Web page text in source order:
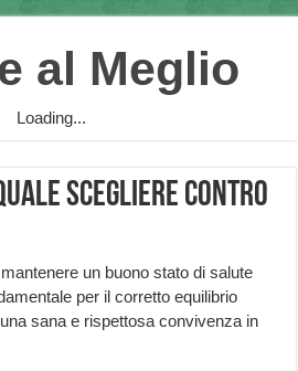
Loading...
scegliere contro
un buono stato di salute
per il corretto equilibrio
sana e rispettosa convivenza in